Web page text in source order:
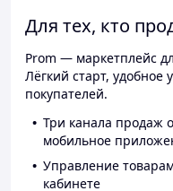
Для тех, кто
Prom — маркетплейс
Лёгкий старт, удобное
покупателей.
Три канала продаж
мобильное
Управление
кабинете